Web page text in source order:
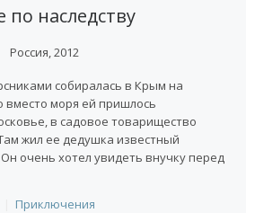
по наследству
Россия, 2012
собиралась в Крым на
моря ей пришлось
в садовое товарищество
жил ее дедушка известный
очень хотел увидеть внучку перед
Приключения